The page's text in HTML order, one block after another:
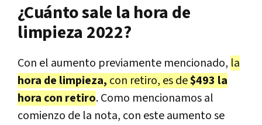
¿Cuánto sale la hora de
limpieza 2022?
Con el aumento previamente mencionado, la
hora de limpieza, con retiro, es de$493 la
hora con retiro. Como mencionamos al
comienzo de la nota, con este aumento se